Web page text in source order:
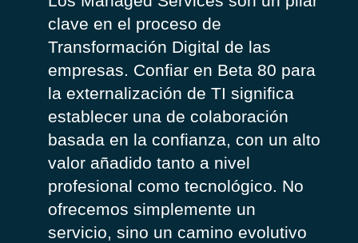
clave en el proceso de
Transformación Digital de las
empresas. Confiar en Beta 80 para
la externalización de TI significa
establecer una de colaboración
basada en la confianza, con un alto
valor añadido tanto a nivel
profesional como tecnológico. No
ofrecemos simplemente un
servicio, sino un camino evolutivo